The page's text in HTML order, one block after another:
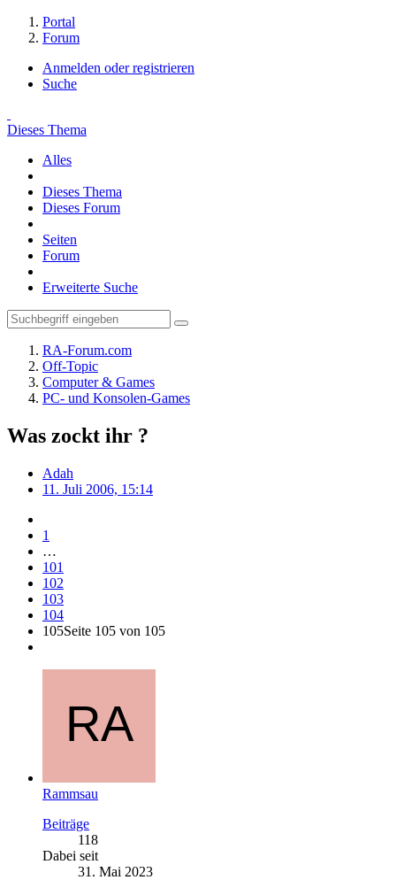
Portal
Forum
Anmelden oder registrieren
Suche
Dieses Thema
Alles
Dieses Thema
Dieses Forum
Seiten
Forum
Erweiterte Suche
RA-Forum.com
Off-Topic
Computer & Games
PC- und Konsolen-Games
Was zockt ihr ?
Adah
11. Juli 2006, 15:14
1
…
101
102
103
104
105Seite 105 von 105
Rammsau
Beiträge
118
Dabei seit
31. Mai 2023